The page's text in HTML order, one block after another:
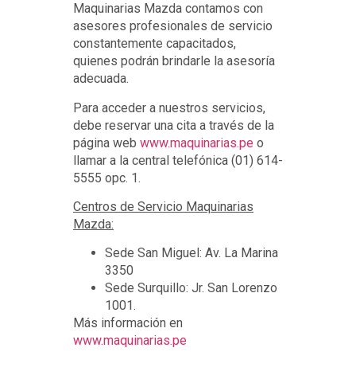
Maquinarias Mazda contamos con
asesores profesionales de servicio
constantemente capacitados,
quienes podrán brindarle la asesoría
adecuada.
Para acceder a nuestros servicios,
debe reservar una cita a través de la
página web www.maquinarias.pe o
llamar a la central telefónica (01) 614-
5555 opc. 1.
Centros de Servicio Maquinarias
Mazda:
Sede San Miguel: Av. La Marina
3350
Sede Surquillo: Jr. San Lorenzo
1001.
Más información en
www.maquinarias.pe